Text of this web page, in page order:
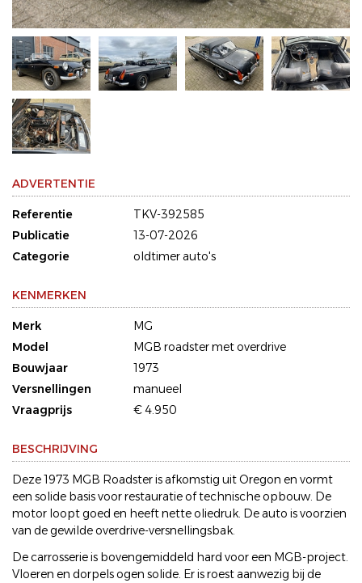
ADVERTENTIE
Referentie
TKV-392585
Publicatie
13-07-2026
Categorie
oldtimer auto's
KENMERKEN
Merk
MG
Model
MGB roadster met overdrive
Bouwjaar
1973
Versnellingen
manueel
Vraagprijs
€ 4.950
BESCHRIJVING
Deze 1973 MGB Roadster is afkomstig uit Oregon en vormt
een solide basis voor restauratie of technische opbouw. De
motor loopt goed en heeft nette oliedruk. De auto is voorzien
van de gewilde overdrive-versnellingsbak.
De carrosserie is bovengemiddeld hard voor een MGB-project.
Vloeren en dorpels ogen solide. Er is roest aanwezig bij de